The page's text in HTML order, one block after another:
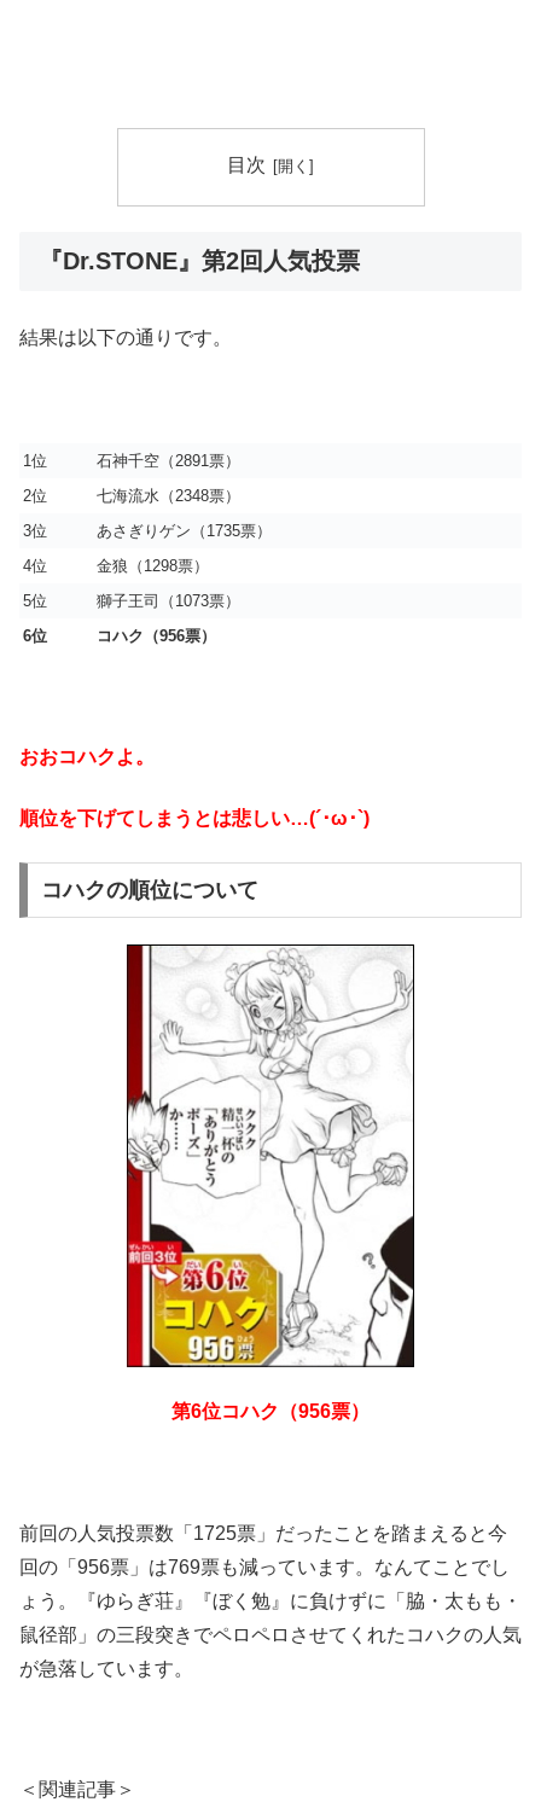
目次
『Dr.STONE』第2回人気投票
結果は以下の通りです。
1位
石神千空（2891票）
2位
七海流水（2348票）
3位
あさぎりゲン（1735票）
4位
金狼（1298票）
5位
獅子王司（1073票）
6位
コハク（956票）
おおコハクよ。
順位を下げてしまうとは悲しい…(´･ω･`)
コハクの順位について
第6位コハク（956票）
前回の人気投票数「1725票」だったことを踏まえると今
回の「956票」は769票も減っています。なんてことでし
ょう。『ゆらぎ荘』『ぼく勉』に負けずに「脇・太もも・
鼠径部」の三段突きでペロペロさせてくれたコハクの人気
が急落しています。
＜関連記事＞